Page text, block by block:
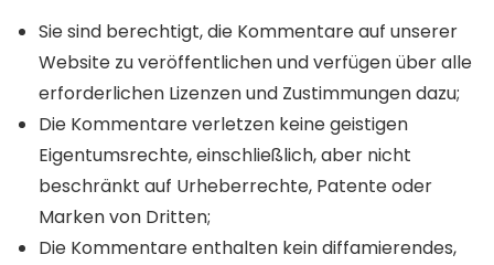
Sie sind berechtigt, die Kommentare auf unserer
Website zu veröffentlichen und verfügen über alle
erforderlichen Lizenzen und Zustimmungen dazu;
Die Kommentare verletzen keine geistigen
Eigentumsrechte, einschließlich, aber nicht
beschränkt auf Urheberrechte, Patente oder
Marken von Dritten;
Die Kommentare enthalten kein diffamierendes,